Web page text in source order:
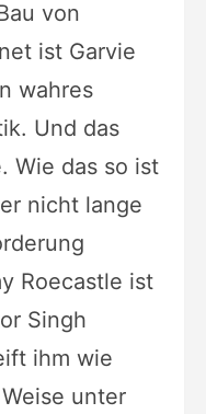
von
ist Garvie
wahres
Und das
Wie das so ist
nicht lange
Roecastle ist
Singh
ihm wie
unter